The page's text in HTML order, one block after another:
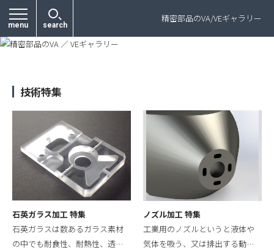
menu search
精密部品のVA/VEギャラリー
技術特集
石英ガラス加工 特集
石英ガラスは数あるガラス素材
の中でも耐食性、耐熱性、透…
ノズル加工 特集
工業用のノズルというと液体や
気体を吸う、又は排出する動…